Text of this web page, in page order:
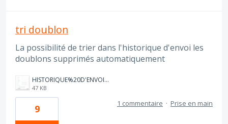
tri doublon
La possibilité de trier dans l'historique d'envoi les
doublons supprimés automatiquement
HISTORIQUE%20D'ENVOI%20DEXT.png
47 KB
9 1 commentaire · Prise en main